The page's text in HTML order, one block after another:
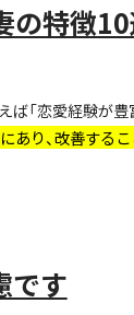
の特徴
「恋愛経験が
あり、改善す
です